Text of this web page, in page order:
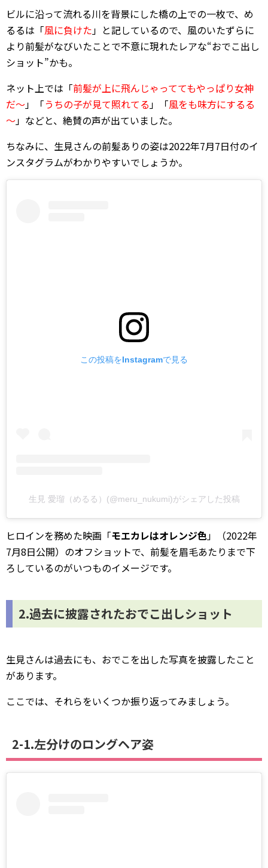
ビルに沿って流れる川を背景にした橋の上での一枚で、め
るるは「風に負けた 」と記しているので、風のいたずらに
より前髪がなびいたことで不意に現れたレアな“おでこ出し
ショット”かも。
ネット上では「前髪が上に飛んじゃっててもやっぱり女神
だ～」「うちの子が見て照れてる 」「風をも味方にするる
～」などと、絶賛の声が出ていました。
ちなみに、生見さんの前髪ありの姿は2022年7月7日付のイ
ンスタグラムがわかりやすいでしょうか。
この投稿をInstagramで見る
生見 愛瑠（めるる）(@meru_nukumi)がシェアした投稿
ヒロインを務めた映画「モエカレはオレンジ色」（2022年
7月8日公開）のオフショットで、前髪を眉毛あたりまで下
ろしているのがいつものイメージです。
2.過去に披露されたおでこ出しショット
生見さんは過去にも、おでこを出した写真を披露したこと
があります。
ここでは、それらをいくつか振り返ってみましょう。
2-1.左分けのロングヘア姿